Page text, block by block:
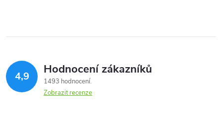
4,9 Hodnocení zákazníků
1493 hodnocení
Zobrazit recenze